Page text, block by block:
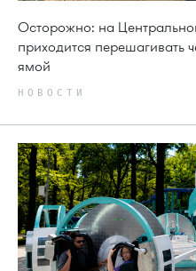
Осторожно: на
приходится перешагивать
ямой
НОВОСТИ